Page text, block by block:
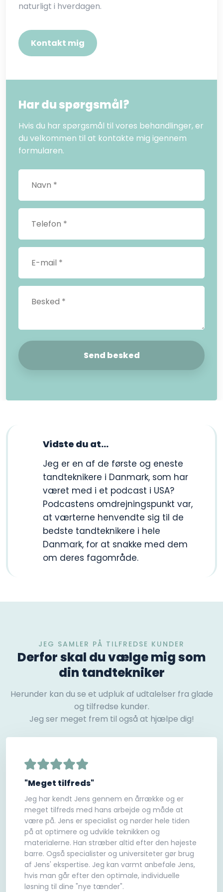
naturligt i hverdagen.
Kontakt mig
Har du spørgsmål?
Hvis du har spørgsmål til vores behandlinger, er
du velkommen til at kontakte mig igennem
formularen.
Vidste du at​...
​Jeg er en af de første og eneste
tandteknikere i Danmark, som har
været med i et podcast i USA?
Podcastens omdrejningspunkt var,
at værterne henvendte sig til de
bedste tandteknikere i hele
Danmark, for at snakke med dem
om deres fagområde.
JEG SAMLER PÅ TILFREDSE KUNDER
Derfor skal du vælge mig som
din tandtekniker
Herunder kan du se et udpluk af udtalelser fra glade
og tilfredse kunder.
Jeg ser meget frem til også at hjælpe dig!
"Meget tilfreds"
Jeg har kendt Jens gennem en årrække og er
meget tilfreds med hans arbejde og måde at
være på. Jens er specialist og nørder hele tiden
på at optimere og udvikle teknikken og
materialerne. Han stræber altid efter den højeste
barre. Også specialister og universiteter gør brug
af Jens' ekspertise. Jeg kan varmt anbefale Jens,
hvis man går efter den optimale, individuelle
løsning til dine "nye tænder".